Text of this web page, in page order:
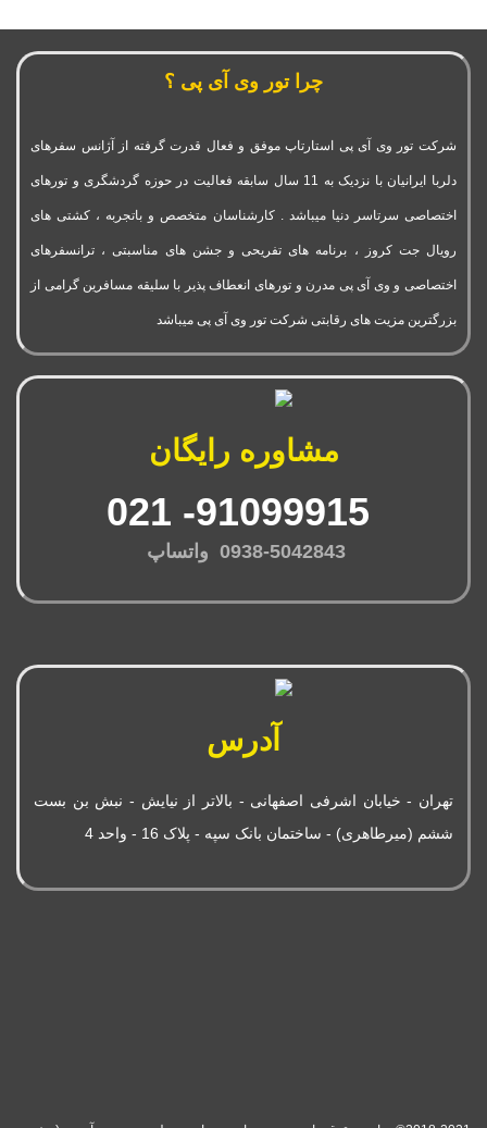
چرا تور وی آی پی ؟
شرکت تور وی آی پی استارتاپ موفق و فعال قدرت گرفته از آژانس سفرهای
دلربا ایرانیان با نزدیک به 11 سال سابقه فعالیت در حوزه گردشگری و تورهای
اختصاصی سرتاسر دنیا میباشد . کارشناسان متخصص و باتجربه ، کشتی های
رویال جت کروز ، برنامه های تفریحی و جشن های مناسبتی ، ترانسفرهای
اختصاصی و وی آی پی مدرن و تورهای انعطاف پذیر با سلیقه مسافرین گرامی از
بزرگترین مزیت های رقابتی شرکت تور وی آی پی میباشد
مشاوره رایگان
0938-5042843 واتساپ
آدرس
تهران - خیابان اشرفی اصفهانی - بالاتر از نیایش - نبش بن بست
ششم (میرطاهری) - ساختمان بانک سپه - پلاک 16 - واحد 4